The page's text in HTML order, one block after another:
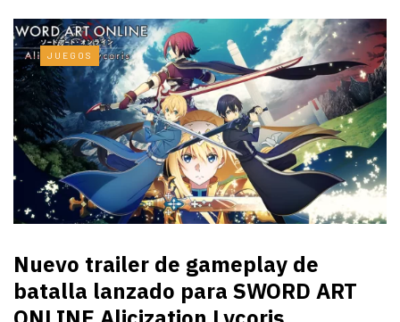
JUEGOS
Nuevo trailer de gameplay de
batalla lanzado para SWORD ART